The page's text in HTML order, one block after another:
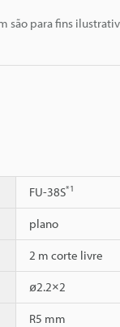
são para fins
FU-38S*1
plano
2 m corte livre
ø2.2×2
R5 mm